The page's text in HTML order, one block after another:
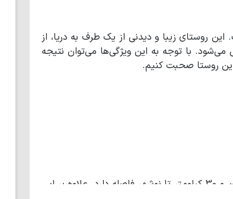
روستای زیبا و دیدنی از یک طرف به دریا، از
می‌شود. با توجه به این ویژگی‌ها می‌توان نتیجه
روستا صحبت کنیم.
روستایی توریستی در مازندران است که حدود 10 کیلومتر با رویان و 30 کیلومتر تا نوشهر فاصله دارد. علاوه بر این